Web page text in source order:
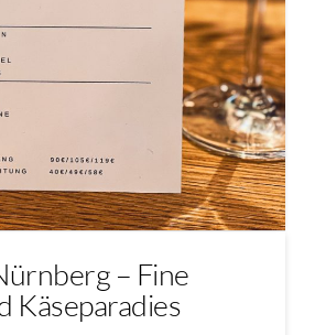
– Fine
Käseparadies